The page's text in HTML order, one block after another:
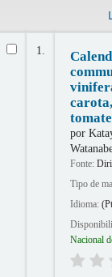
1.
por
Fonte:
Tipo de
Idioma:
Nacional